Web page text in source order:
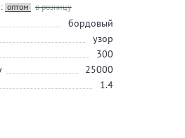
оптом в розницу
бордовый
узор
300
25000
1.4